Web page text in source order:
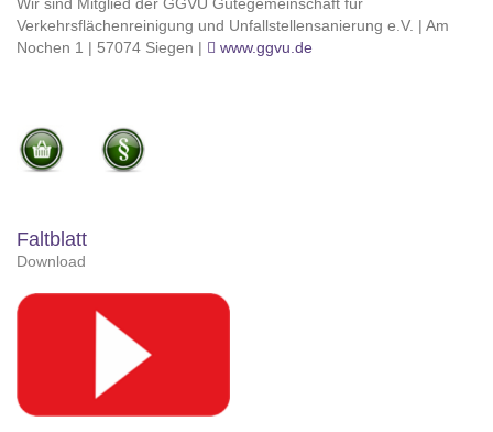
Wir sind Mitglied der GGVU Gütegemeinschaft für
Verkehrsflächenreinigung und Unfallstellensanierung e.V. | Am
Nochen 1 | 57074 Siegen |
www.ggvu.de
Faltblatt
Download